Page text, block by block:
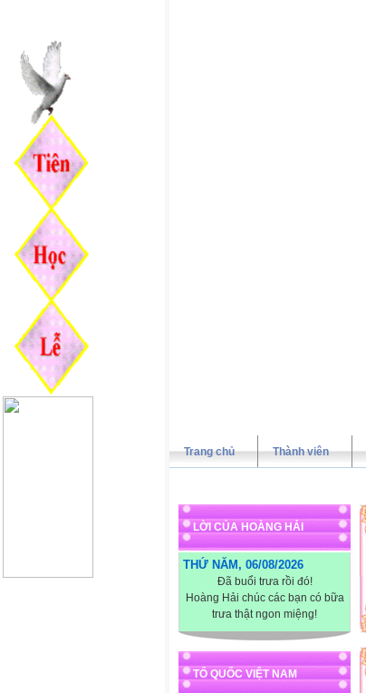
Trang chủ Thành viên
LỜI CỦA HOÀNG HẢI
THỨ NĂM, 06/08/2026
Đã buổi trưa rồi đó!
Hoàng Hải chúc các bạn có bữa
trưa thật ngon miệng!
TỔ QUỐC VIỆT NAM